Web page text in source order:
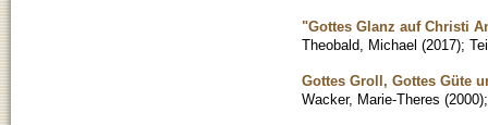
"Gottes Glanz auf Christi
Theobald, Michael (2017);
Gottes Groll, Gottes Güte
Wacker, Marie-Theres (2000)